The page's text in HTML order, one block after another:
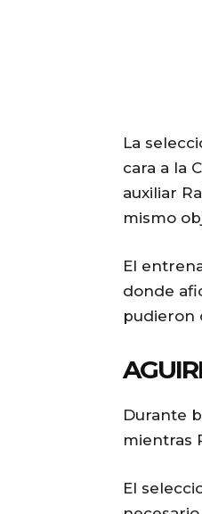
La
cara a la
auxiliar
mismo
El
donde
pudieron
Durante
mientras
El